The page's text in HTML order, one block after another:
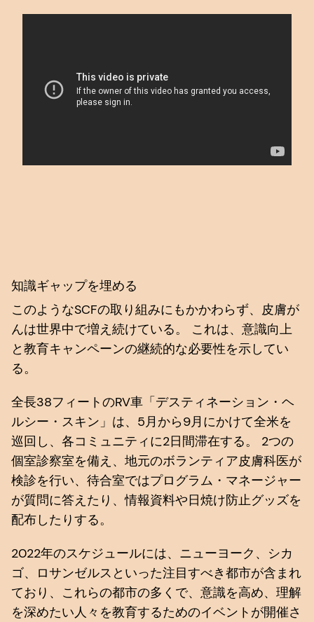
知識ギャップを埋める
このようなSCFの取り組みにもかかわらず、皮膚が
んは世界中で増え続けている。 これは、意識向上
と教育キャンペーンの継続的な必要性を示してい
る。
全長38フィートのRV車「デスティネーション・ヘ
ルシー・スキン」は、5月から9月にかけて全米を
巡回し、各コミュニティに2日間滞在する。 2つの
個室診察室を備え、地元のボランティア皮膚科医が
検診を行い、待合室ではプログラム・マネージャー
が質問に答えたり、情報資料や日焼け防止グッズを
配布したりする。
2022年のスケジュールには、ニューヨーク、シカ
ゴ、ロサンゼルスといった注目すべき都市が含まれ
ており、これらの都市の多くで、意識を高め、理解
を深めたい人々を教育するためのイベントが開催さ